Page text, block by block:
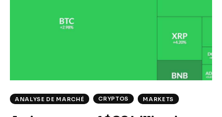
ANALYSE DE MARCHÉ CRYPTOS MARKETS